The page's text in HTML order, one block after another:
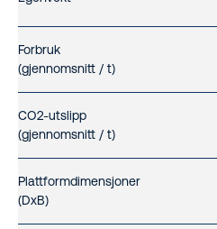
Forbruk
(gjennomsnitt / t)
CO2-utslipp
(gjennomsnitt / t)
Plattformdimensjoner
(DxB)